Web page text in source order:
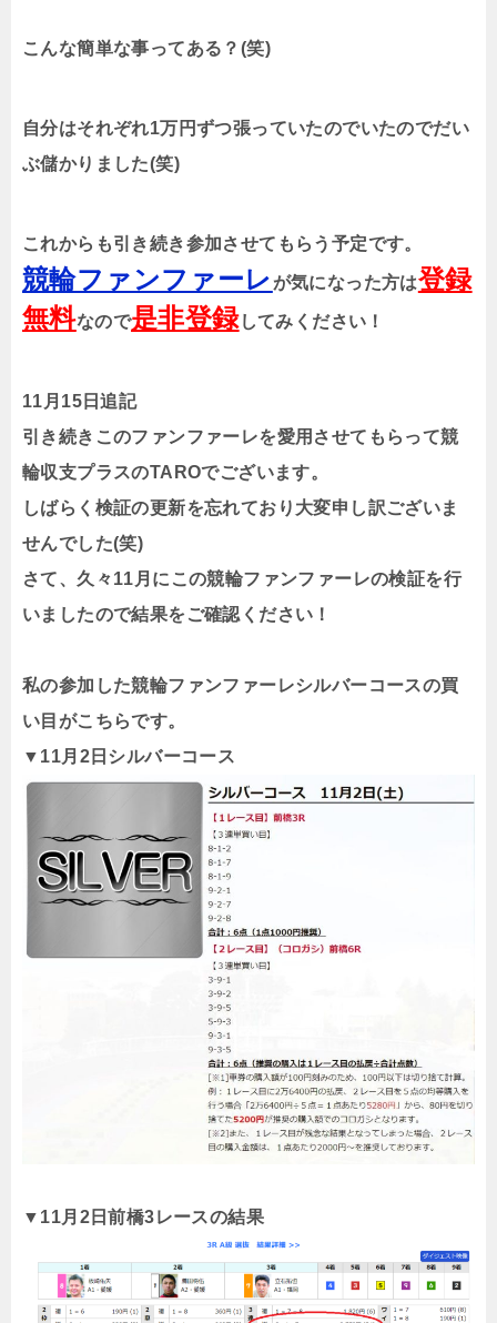
こんな簡単な事ってある？(笑)
自分はそれぞれ1万円ずつ張っていたのでいたのでだい
ぶ儲かりました(笑)
これからも引き続き参加させてもらう予定です。
競輪ファンファーレ が気になった方は登録
無料なので是非登録してみください！
11月15日追記
引き続きこのファンファーレを愛用させてもらって競
輪収支プラスのTAROでございます。
しばらく検証の更新を忘れており大変申し訳ございま
せんでした(笑)
さて、久々11月にこの競輪ファンファーレの検証を行
いましたので結果をご確認ください！
私の参加した競輪ファンファーレシルバーコースの買
い目がこちらです。
▼11月2日シルバーコース
▼11月2日前橋3レースの結果